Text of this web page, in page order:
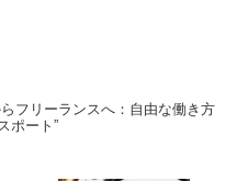
らフリーランスへ：自由な働き方
ポート”